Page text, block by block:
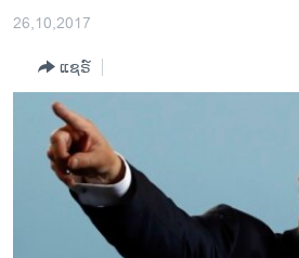
ຫາ
ຂ່າວ​ຈີນ
ໂລກ
ເອເຊຍ
ອິດສະຫຼະພາບດ້ານການຂ່າວ
ຊີວິດຊາວລາວ
ຊຸມຊົນຊາວລາວ
26,10,2017
ແຊຣ໌